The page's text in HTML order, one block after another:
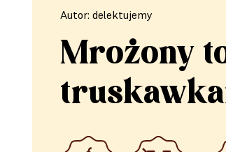
Autor: delektujemy
Mrożony